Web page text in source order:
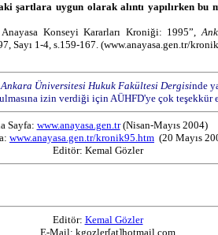
şartlara uygun olarak alıntı yapılırken bu
Anayasa Konseyi Kararları Kroniği: 1995”,
Sayı 1-4, s.159-167. (www.anayasa.gen.tr/
Ankara Üniversitesi Hukuk Fakültesi Dergisinde
izin verdiği için AÜHFD'ye çok teşekkür
Sayfa: www.anayasa.gen.tr(Nisan-Mayıs 2004)
www.anayasa.gen.tr/kronik95.htm (20 Mayıs
Editör: Kemal Gözler
Editör: Kemal Gözler
E-Mail: kgozler[at]hotmail.com